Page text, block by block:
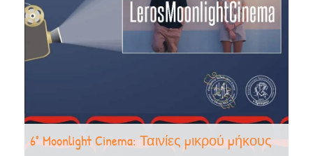
6° Moonlight Cinema: Ταινίες μικρού μήκους